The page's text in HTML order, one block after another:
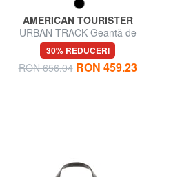
AMERICAN TOURISTER
URBAN TRACK Geantă de
voiaj, bagaj de mână, cu roți
30% REDUCERI
RON 656.04 RON 459.23